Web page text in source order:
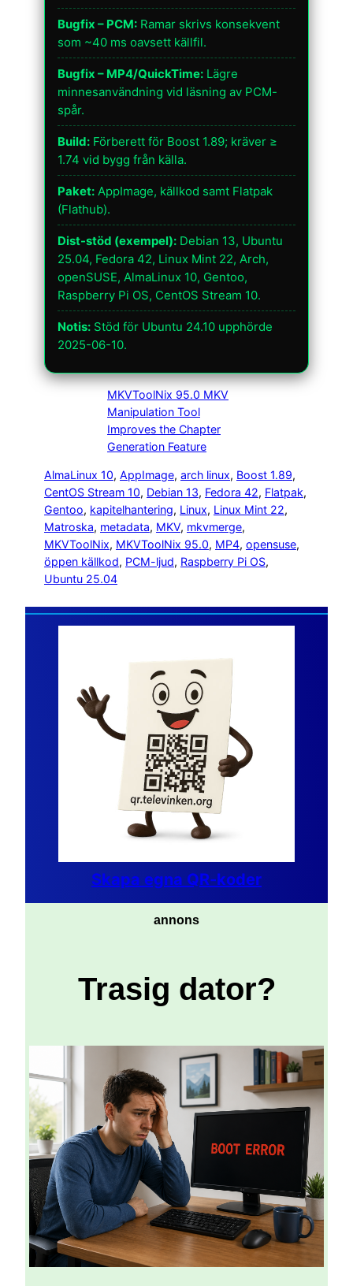
Bugfix – PCM: Ramar skrivs konsekvent
som ~40 ms oavsett källfil.
Bugfix – MP4/QuickTime: Lägre
minnesanvändning vid läsning av PCM-
spår.
Build: Förberett för Boost 1.89; kräver ≥
1.74 vid bygg från källa.
Paket: AppImage, källkod samt Flatpak
(Flathub).
Dist-stöd (exempel): Debian 13, Ubuntu
25.04, Fedora 42, Linux Mint 22, Arch,
openSUSE, AlmaLinux 10, Gentoo,
Raspberry Pi OS, CentOS Stream 10.
Notis: Stöd för Ubuntu 24.10 upphörde
2025-06-10.
MKVToolNix 95.0 MKV
Manipulation Tool
Improves the Chapter
Generation Feature
AlmaLinux 10, AppImage, arch linux, Boost 1.89
CentOS Stream 10, Debian 13, Fedora 42, Flatpak
Gentoo, kapitelhantering, Linux, Linux Mint 22
Matroska, metadata, MKV, mkvmerge
MKVToolNix, MKVToolNix 95.0, MP4, opensuse
öppen källkod, PCM-ljud, Raspberry Pi OS
Ubuntu 25.04
Skapa egna QR-koder
annons
Trasig dator?